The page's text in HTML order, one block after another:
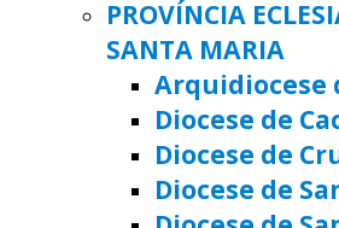
PROVÍNCIA
SANTA MARIA
Arquidiocese
Diocese de
Diocese de
Diocese de